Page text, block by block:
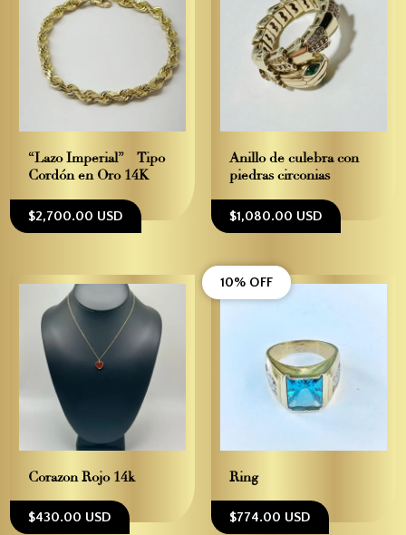
“Lazo Imperial” – Tipo
Cordón en Oro 14K
$2,700.00 USD
Anillo de culebra con
piedras circonias
$1,080.00 USD
Corazon Rojo 14k
$430.00 USD
Ring
$774.00 USD
10% OFF